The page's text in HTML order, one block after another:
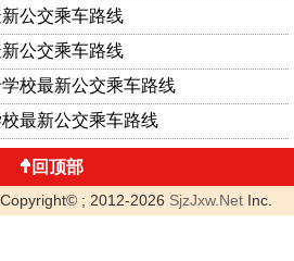
公交乘车路线
公交乘车路线
校最新公交乘车路线
最新公交乘车路线
回顶部
; 2012-2026 SjzJxw.NetInc.